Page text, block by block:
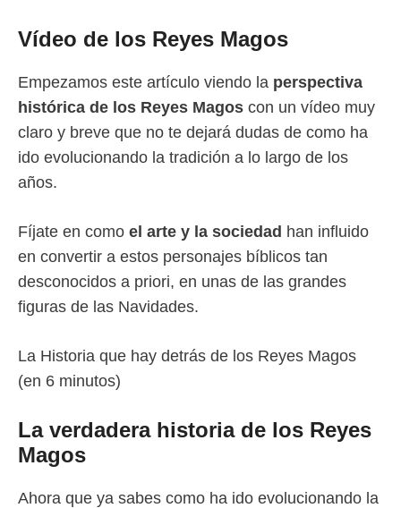
Vídeo de los Reyes Magos
Empezamos este artículo viendo la perspectiva
histórica de los Reyes Magos con un vídeo muy
claro y breve que no te dejará dudas de como ha
ido evolucionando la tradición a lo largo de los
años.
Fíjate en como el arte y la sociedad han influido
en convertir a estos personajes bíblicos tan
desconocidos a priori, en unas de las grandes
figuras de las Navidades.
La Historia que hay detrás de los Reyes Magos
(en 6 minutos)
La verdadera historia de los Reyes
Magos
Ahora que ya sabes como ha ido evolucionando la